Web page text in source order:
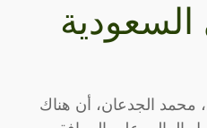
السعودية
محمد الجدعان، أن هناك